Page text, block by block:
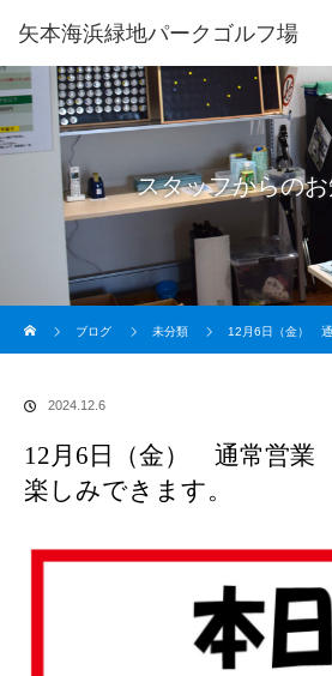
矢本海浜緑地パークゴルフ場
スタッフからの
ブログ
未分類 12月6日（金）
2024.12.6
12月6日（金） 通常営
楽しみできます。